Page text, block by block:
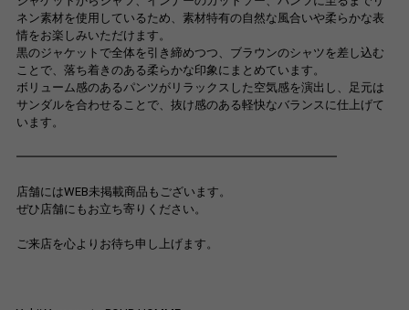
ネン素材を使用しているため、素材特有の自然な風合いや柔らかな表
情をお楽しみいただけます。
黒のジャケットで全体を引き締めつつ、ブラウンのシャツを差し込む
ことで、落ち着きのある柔らかな印象にまとめています。
ボリューム感のあるパンツがリラックスした空気感を演出し、足元は
サンダルを合わせることで、抜け感のある軽快なバランスに仕上げて
います。
━━━━━━━━━━━━━━━━━━━━━━━━━━━
店舗にはWEB未掲載商品もございます。
ぜひ店舗にもお立ち寄りください。
ご来店を心よりお待ち申し上げます。